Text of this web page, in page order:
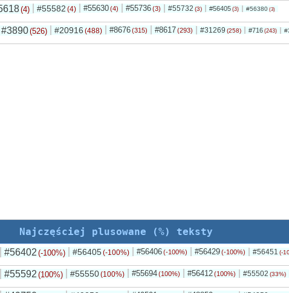
(4) #55582 (4) #55630 (4) #55736 (3) #55732 (3) #56405 (3) #56380 (3)
#3890(526) #20916 (488) #8676 (315) #8617 (293) #31269 (258) #716 (243)
Najczęściej plusowane (%) teksty
#56402 (-100%) #56405(-100%) #56406 (-100%) #56429 (-100%) #56451 (-
#55592 (100%) #55550(100%) #55694 (100%) #56412 (100%) #55502 (33%)